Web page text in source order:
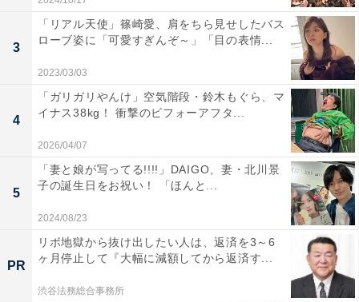
3
「リアル天使」篠崎愛、肩をちら見せしたバス
ローブ姿に「可愛すぎんぞ～」「目の表情...
2023/03/03
4
「ガリガリやんけ」空気階段・鈴木もぐら、マ
イナス38kg！ 衝撃のビフォーアフタ...
2026/04/07
5
「妻と娘が写ってる!!!!」DAIGO、妻・北川景
子の誕生日をお祝い！ 「ほんと...
2024/08/23
PR
リボ地獄から抜け出したい人は、返済を3～6
ヶ月停止して『大幅に減額してから返済す...
渋谷法務総合事務所